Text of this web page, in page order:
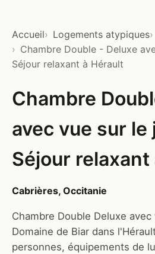
Accueil Logements atypiques
Chambre Double - Deluxe
Séjour relaxant à Hérault
Chambre
avec vue sur
Séjour relaxant
Cabrières, Occitanie
Chambre Double Deluxe
Domaine de Biar dans
personnes, équipements de